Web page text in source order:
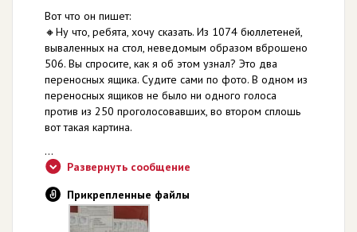
Вот что он пишет:
🔸Ну что, ребята, хочу сказать. Из 1074 бюллетеней,
вываленных на стол, неведомым образом вброшено
506. Вы спросите, как я об этом узнал? Это два
переносных ящика. Судите сами по фото. В одном из
переносных ящиков не было ни одного голоса
против из 250 проголосовавших, во втором сплошь
вот такая картина.
...
Развернуть сообщение
Прикрепленные файлы